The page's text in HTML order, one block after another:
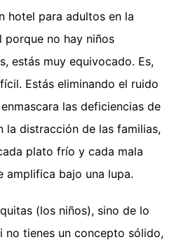
hotel para adultos en la
porque no hay niños
estás muy equivocado. Es,
Estás eliminando el ruido
las deficiencias de
la distracción de las familias,
plato frío y cada mala
amplifica bajo una lupa.
(los niños), sino de lo
no tienes un concepto sólido,